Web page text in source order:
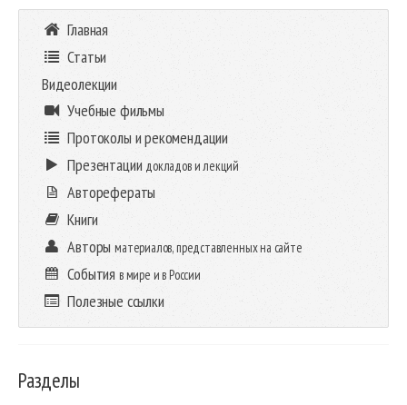
Главная
Статьи
Видеолекции
Учебные фильмы
Протоколы и рекомендации
Презентации докладов и лекций
Авторефераты
Книги
Авторыматериалов, представленных на сайте
События в мире и в России
Полезные ссылки
Разделы